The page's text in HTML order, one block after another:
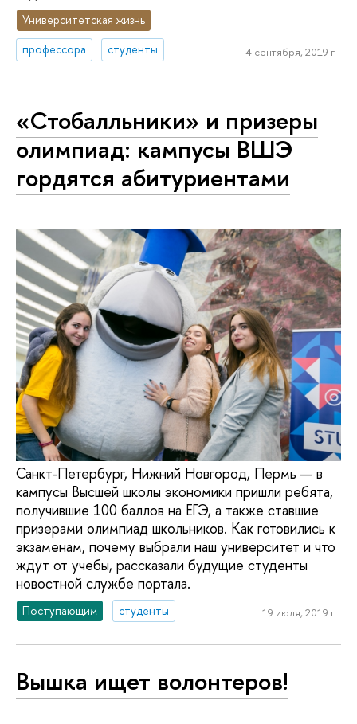
Университетская жизнь
профессора
студенты 4 сентября, 2019 г.
«Стобалльники» и призеры
олимпиад: кампусы ВШЭ
гордятся абитуриентами
Санкт-Петербург, Нижний Новгород, Пермь — в
кампусы Высшей школы экономики пришли ребята,
получившие 100 баллов на ЕГЭ, а также ставшие
призерами олимпиад школьников. Как готовились к
экзаменам, почему выбрали наш университет и что
ждут от учебы, рассказали будущие студенты
новостной службе портала.
Поступающим студенты 19 июля, 2019 г.
Вышка ищет волонтеров!